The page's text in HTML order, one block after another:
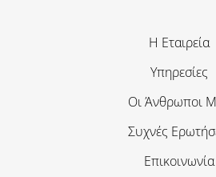
Η Εταιρεία
Υπηρεσίες
Οι Άνθρωποι
Συχνές
Επικοινωνία